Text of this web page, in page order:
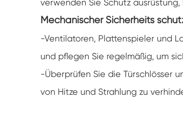
verwenden Sie Schutz
Mechanischer Sicherheits
-Ventilatoren, Plattenspieler und
und pflegen Sie regelmäßig, um
-Überprüfen Sie die Türschlösser
von Hitze und Strahlung zu